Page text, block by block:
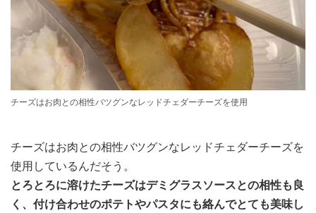
チーズはお肉との相性バツグンなレッドチェダーチーズを使用
チーズはお肉との相性バツグンなレッドチェダーチーズを
使用しているんだそう。
とろとろに溶けたチーズはデミグラスソースとの相性も良
く、付け合わせのポテトやパスタにも絡んでとても美味し